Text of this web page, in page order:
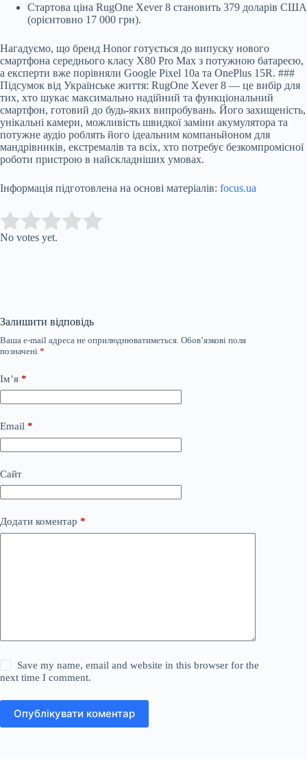
Стартова ціна RugOne Xever 8 становить 379 доларів США
(орієнтовно 17 000 грн).
Нагадуємо, що бренд Honor готується до випуску нового
смартфона середнього класу X80 Pro Max з потужною батареєю,
а експерти вже порівняли Google Pixel 10a та OnePlus 15R. ###
Підсумок від Українське життя: RugOne Xever 8 — це вибір для
тих, хто шукає максимально надійний та функціональний
смартфон, готовий до будь-яких випробувань. Його захищеність,
унікальні камери, можливість швидкої заміни акумулятора та
потужне аудіо роблять його ідеальним компаньйоном для
мандрівників, екстремалів та всіх, хто потребує безкомпромісної
роботи пристрою в найскладніших умовах.
Інформація підготовлена на основі матеріалів: focus.ua
Rate this item:
No votes yet.
Залишити відповідь
Ваша e-mail адреса не оприлюднюватиметься. Обов’язкові поля
позначені *
Ім’я *
Email *
Сайт
Додати коментар *
Save my name, email and website in this browser for the
next time I comment.
Опублікувати коментар